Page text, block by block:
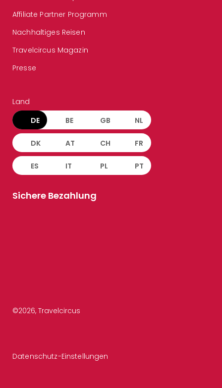
Affiliate Partner Programm
Nachhaltiges Reisen
Travelcircus Magazin
Presse
Land
DE BE GB NL
DK AT CH FR
ES IT PL PT
Sichere Bezahlung
©2026, Travelcircus
Datenschutz-Einstellungen